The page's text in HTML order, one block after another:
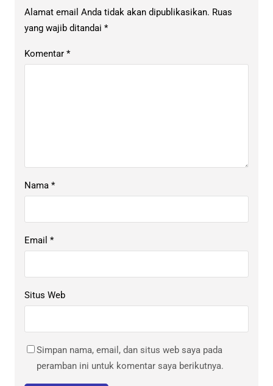
Alamat email Anda tidak akan dipublikasikan. Ruas
yang wajib ditandai *
Komentar *
Nama *
Email *
Situs Web
Simpan nama, email, dan situs web saya pada
peramban ini untuk komentar saya berikutnya.